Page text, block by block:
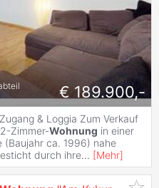
€ 189.900,-
& Loggia Zum Verkauf
Zimmer-Wohnung in einer
(Baujahr ca. 1996) nahe
durch ihre... [Mehr]